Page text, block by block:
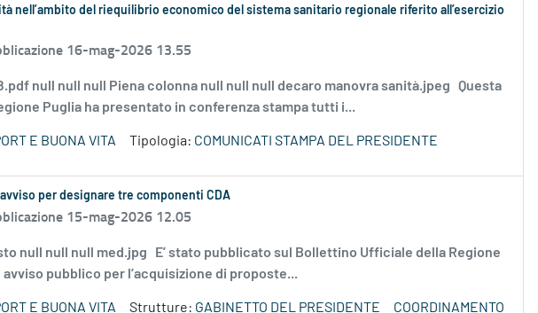
nell’ambito del riequilibrio economico del sistema sanitario regionale riferito all’esercizio
16-mag-2026 13.55
null null null Piena colonna null null null decaro manovra sanità.jpeg Questa
Puglia ha presentato in conferenza stampa tutti i...
E BUONA VITA Tipologia: COMUNICATI STAMPA DEL PRESIDENTE
per designare tre componenti CDA
15-mag-2026 12.05
null null null med.jpg E’ stato pubblicato sul Bollettino Ufficiale della Regione
avviso pubblico per l’acquisizione di proposte...
E BUONA VITA Strutture: GABINETTO DEL PRESIDENTE
COORDINAMENTO